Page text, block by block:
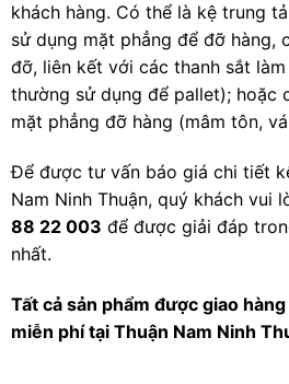
khách hàng. Có thể là kệ trung
sử dụng mặt phẳng để đỡ hàng,
đỡ, liên kết với các thanh sắt
thường sử dụng để pallet); hoặc
mặt phẳng đỡ hàng (mâm tôn,
Để được tư vấn báo giá chi tiết
Nam Ninh Thuận, quý khách vui
88 22 003 để được giải đáp
nhất.
Tất cả sản phẩm được giao
miễn phí tại Thuận Nam Ninh